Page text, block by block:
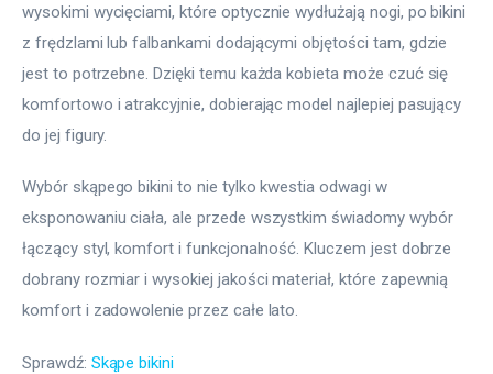
wysokimi wycięciami, które optycznie wydłużają nogi, po bikini
z frędzlami lub falbankami dodającymi objętości tam, gdzie
jest to potrzebne. Dzięki temu każda kobieta może czuć się
komfortowo i atrakcyjnie, dobierając model najlepiej pasujący
do jej figury.
Wybór skąpego bikini to nie tylko kwestia odwagi w
eksponowaniu ciała, ale przede wszystkim świadomy wybór
łączący styl, komfort i funkcjonalność. Kluczem jest dobrze
dobrany rozmiar i wysokiej jakości materiał, które zapewnią
komfort i zadowolenie przez całe lato.
Sprawdź: Skąpe bikini